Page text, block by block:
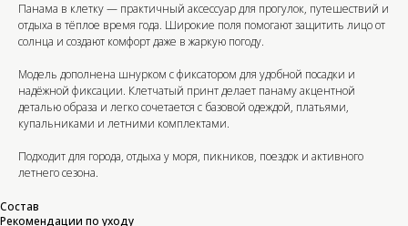
Панама в клетку — практичный аксессуар для прогулок, путешествий и
отдыха в тёплое время года. Широкие поля помогают защитить лицо от
солнца и создают комфорт даже в жаркую погоду.
Модель дополнена шнурком с фиксатором для удобной посадки и
надёжной фиксации. Клетчатый принт делает панаму акцентной
деталью образа и легко сочетается с базовой одеждой, платьями,
купальниками и летними комплектами.
Подходит для города, отдыха у моря, пикников, поездок и активного
летнего сезона.
Состав
Рекомендации по уходу